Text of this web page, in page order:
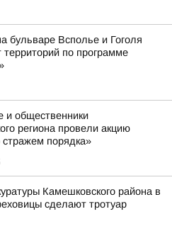
бульваре Всполье и Гоголя
территорий по программе
и общественники
региона провели акцию
стражем порядка»
Камешковского района в
сделают тротуар